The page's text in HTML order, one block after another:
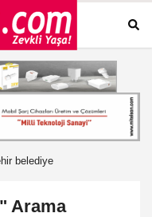
belediye
Arama